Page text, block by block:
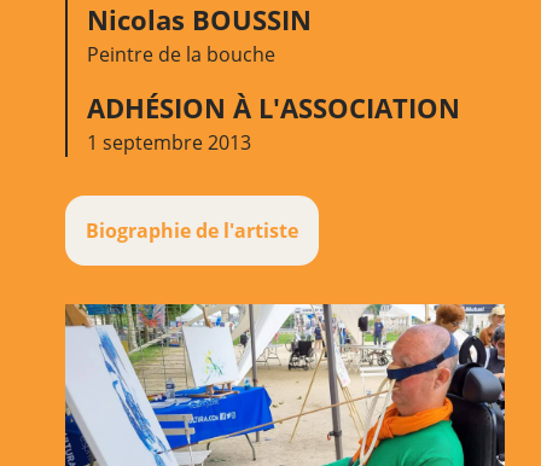
Nicolas BOUSSIN
Peintre de la bouche
ADHÉSION À L'ASSOCIATION
1 septembre 2013
Biographie de l'artiste